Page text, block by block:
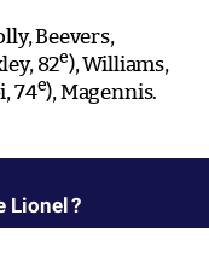
Beevers,
82e), Williams,
74e), Magennis.
Lionel ?